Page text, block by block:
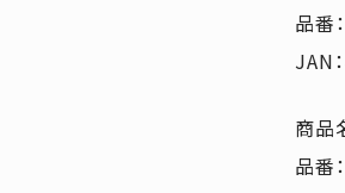
品番
JAN
商品
品番